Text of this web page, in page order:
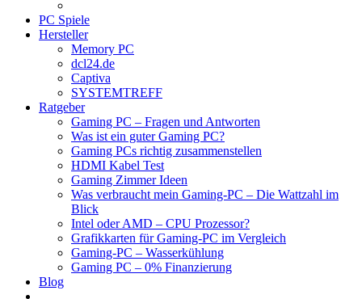
PC Spiele
Hersteller
Memory PC
dcl24.de
Captiva
SYSTEMTREFF
Ratgeber
Gaming PC – Fragen und Antworten
Was ist ein guter Gaming PC?
Gaming PCs richtig zusammenstellen
HDMI Kabel Test
Gaming Zimmer Ideen
Was verbraucht mein Gaming-PC – Die Wattzahl im
Blick
Intel oder AMD – CPU Prozessor?
Grafikkarten für Gaming-PC im Vergleich
Gaming-PC – Wasserkühlung
Gaming PC – 0% Finanzierung
Blog